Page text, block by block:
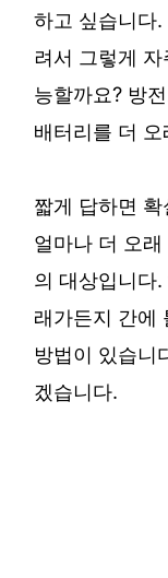
하고 싶습니다
려서 그렇게
능할까요? 방
배터리를 더
짧게 답하면
얼마나 더 오
의 대상입니다
래가든지 간에
방법이 있습니
겠습니다.